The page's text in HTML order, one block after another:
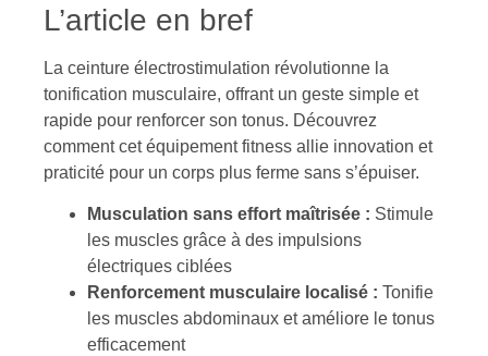
L’article en bref
La ceinture électrostimulation révolutionne la
tonification musculaire, offrant un geste simple et
rapide pour renforcer son tonus. Découvrez
comment cet équipement fitness allie innovation et
praticité pour un corps plus ferme sans s’épuiser.
Musculation sans effort maîtrisée : Stimule
les muscles grâce à des impulsions
électriques ciblées
Renforcement musculaire localisé : Tonifie
les muscles abdominaux et améliore le tonus
efficacement